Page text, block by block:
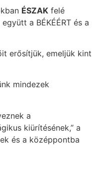
ÉSZAK felé
a BÉKÉÉRT és a
erősítjük, emeljük kint
mindezek
a
kiürítésének,” a
és a középpontba